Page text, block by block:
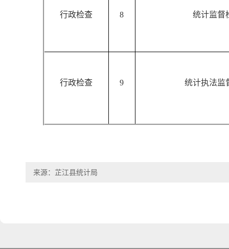
行政检查 8 统计监督
行政检查 9 统计执法监
来源：芷江县统计局